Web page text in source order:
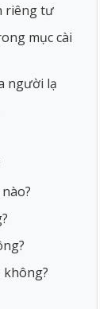
riêng tư
mục cài
người lạ
không?